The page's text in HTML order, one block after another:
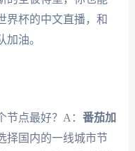
界杯的中文直播，和
油。
节点最好？A： 番茄加
择国内的一线城市节